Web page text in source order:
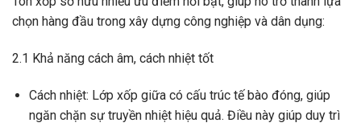
chọn hàng đầu trong xây dựng công nghiệp và dân dụng:
2.1 Khả năng cách âm, cách nhiệt tốt
Cách nhiệt: Lớp xốp giữa có cấu trúc tế bào đóng, giúp
ngăn chặn sự truyền nhiệt hiệu quả. Điều này giúp duy trì